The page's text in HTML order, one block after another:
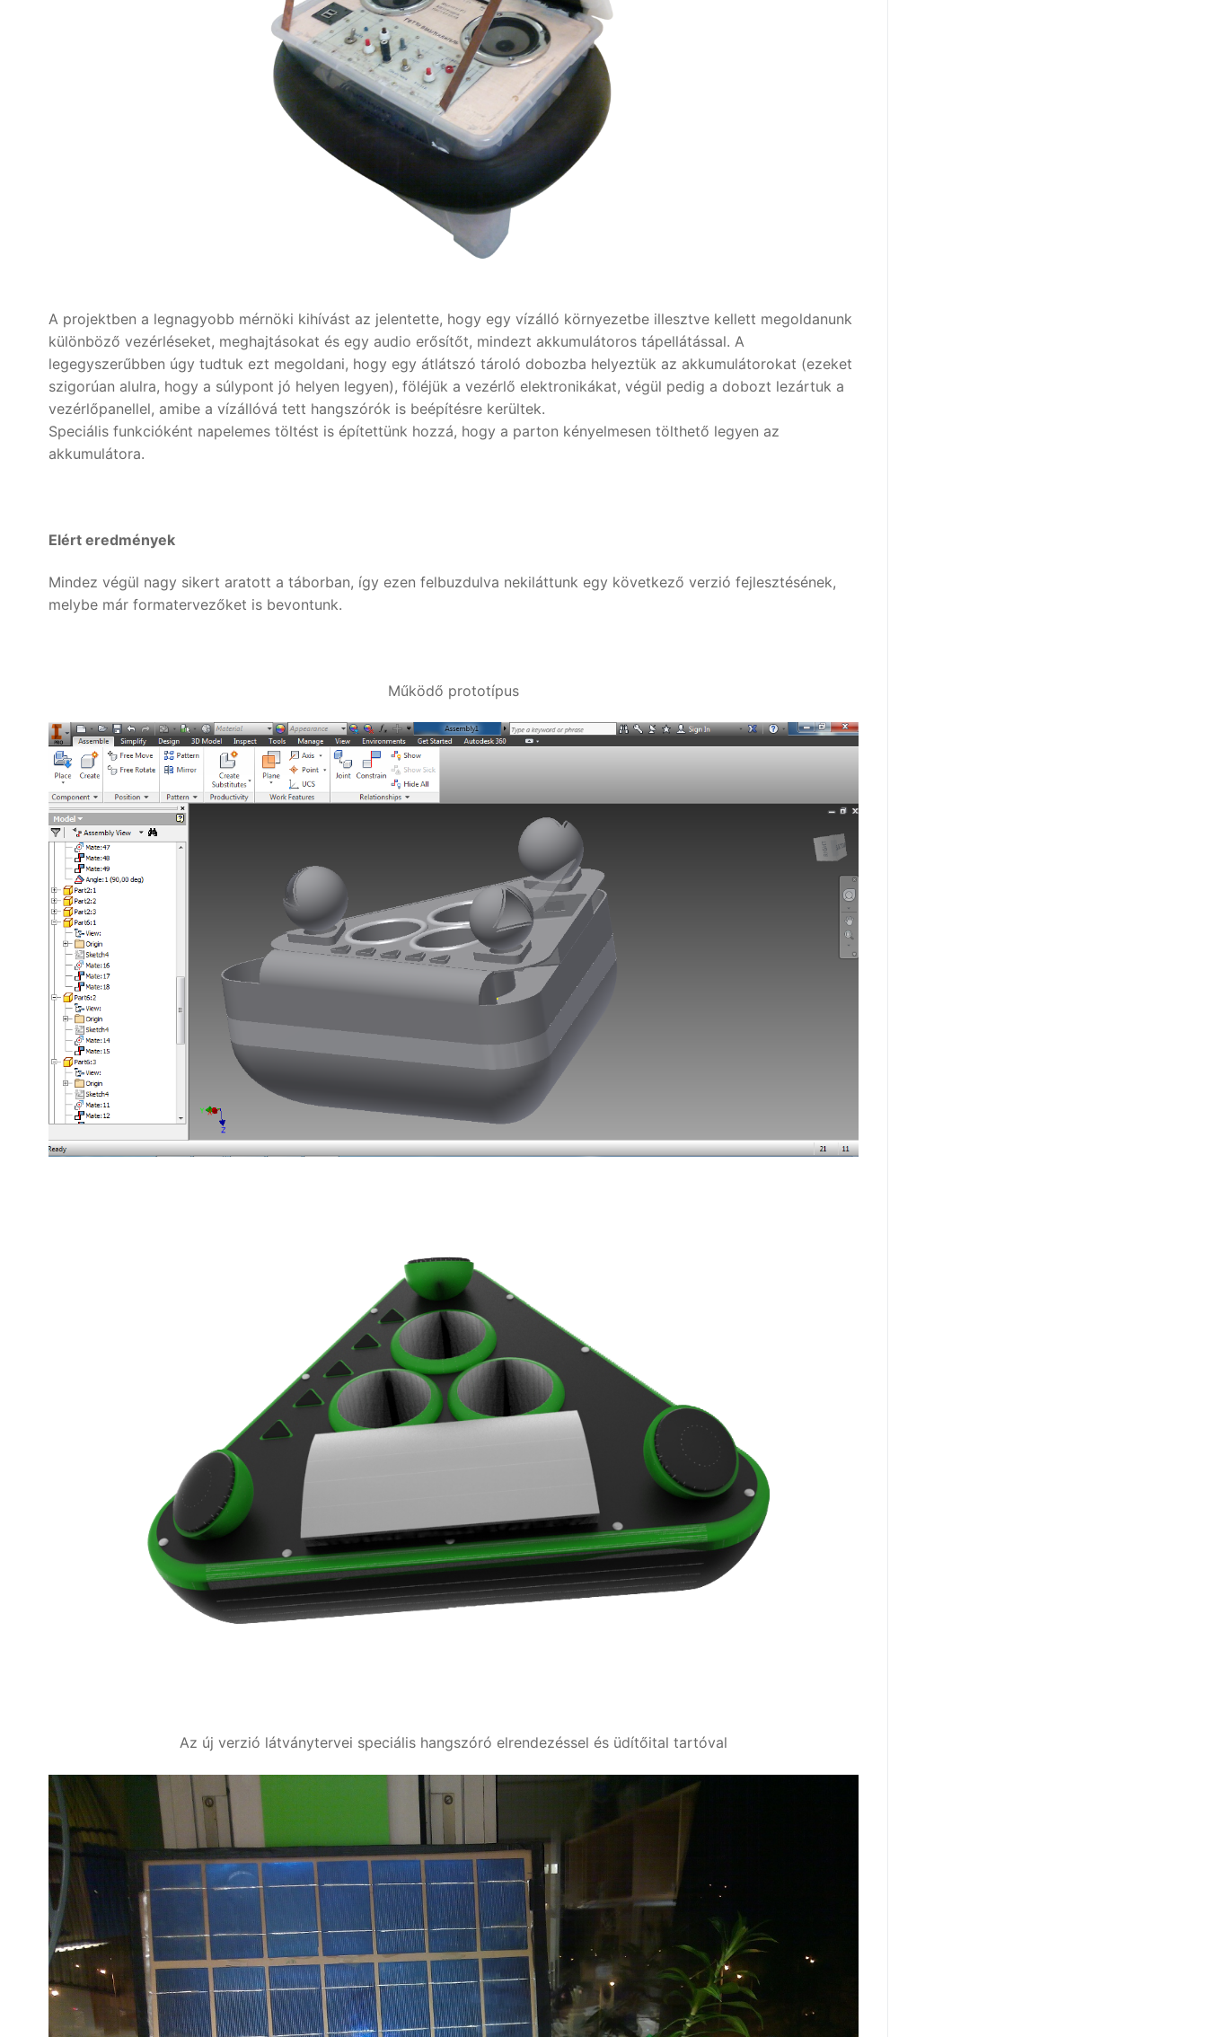
A projektben a legnagyobb mérnöki kihívást az jelentette, hogy egy vízálló környezetbe illesztve kellett megoldanunk
különböző vezérléseket, meghajtásokat és egy audio erősítőt, mindezt akkumulátoros tápellátással. A
legegyszerűbben úgy tudtuk ezt megoldani, hogy egy átlátszó tároló dobozba helyeztük az akkumulátorokat (ezeket
szigorúan alulra, hogy a súlypont jó helyen legyen), föléjük a vezérlő elektronikákat, végül pedig a dobozt lezártuk a
vezérlőpanellel, amibe a vízállóvá tett hangszórók is beépítésre kerültek.
Speciális funkcióként napelemes töltést is építettünk hozzá, hogy a parton kényelmesen tölthető legyen az
akkumulátora.
Elért eredmények
Mindez végül nagy sikert aratott a táborban, így ezen felbuzdulva nekiláttunk egy következő verzió fejlesztésének,
melybe már formatervezőket is bevontunk.
Működő prototípus
Az új verzió látványtervei speciális hangszóró elrendezéssel és üdítőital tartóval